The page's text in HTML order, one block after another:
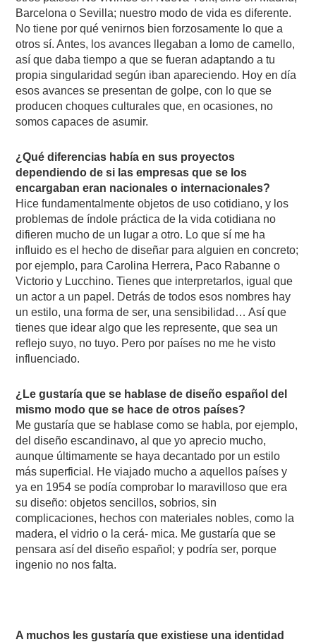
Barcelona o Sevilla; nuestro modo de vida es diferente.
No tiene por qué venirnos bien forzosamente lo que a
otros sí. Antes, los avances llegaban a lomo de camello,
así que daba tiempo a que se fueran adaptando a tu
propia singularidad según iban apareciendo. Hoy en día
esos avances se presentan de golpe, con lo que se
producen choques culturales que, en ocasiones, no
somos capaces de asumir.
¿Qué diferencias había en sus proyectos
dependiendo de si las empresas que se los
encargaban eran nacionales o internacionales?
Hice fundamentalmente objetos de uso cotidiano, y los
problemas de índole práctica de la vida cotidiana no
difieren mucho de un lugar a otro. Lo que sí me ha
influido es el hecho de diseñar para alguien en concreto;
por ejemplo, para Carolina Herrera, Paco Rabanne o
Victorio y Lucchino. Tienes que interpretarlos, igual que
un actor a un papel. Detrás de todos esos nombres hay
un estilo, una forma de ser, una sensibilidad… Así que
tienes que idear algo que les represente, que sea un
reflejo suyo, no tuyo. Pero por países no me he visto
influenciado.
¿Le gustaría que se hablase de diseño español del
mismo modo que se hace de otros países?
Me gustaría que se hablase como se habla, por ejemplo,
del diseño escandinavo, al que yo aprecio mucho,
aunque últimamente se haya decantado por un estilo
más superficial. He viajado mucho a aquellos países y
ya en 1954 se podía comprobar lo maravilloso que era
su diseño: objetos sencillos, sobrios, sin
complicaciones, hechos con materiales nobles, como la
madera, el vidrio o la cerá- mica. Me gustaría que se
pensara así del diseño español; y podría ser, porque
ingenio no nos falta.
A muchos les gustaría que existiese una identidad